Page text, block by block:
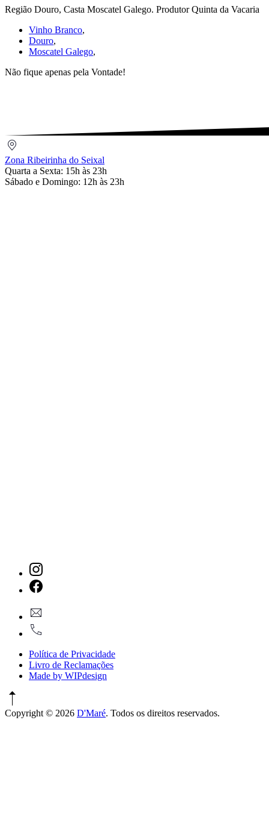
Ah
Branco
Douro
€
Região Douro, Casta Moscatel Galego. Produtor Quinta da Vacaria
Vinho Branco,
Douro,
Moscatel Galego,
Não fique apenas pela Vontade!
do
Seixal
Zona Ribeirinha do Seixal
Quarta a Sexta: 15h às 23h
Sábado e Domingo: 12h às 23h
New
Window
Window
Política de Privacidade
Livro de Reclamações
Made by WIPdesign
Copyright © 2026 D'Maré. Todos os direitos reservados.